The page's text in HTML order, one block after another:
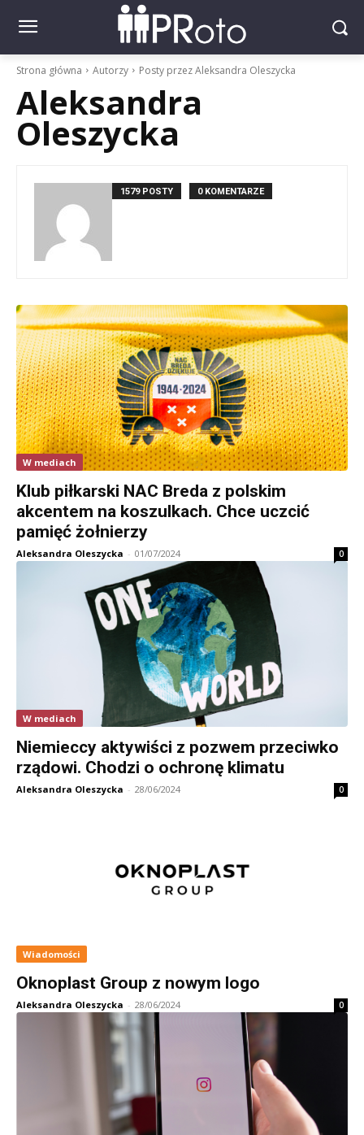
Strona główna Autorzy Posty przez Aleksandra Oleszycka
Aleksandra
Oleszycka
1579 POSTY 0 KOMENTARZE
W mediach
Klub piłkarski NAC Breda z polskim
akcentem na koszulkach. Chce uczcić
pamięć żołnierzy
Aleksandra Oleszycka - 01/07/2024 0
W mediach
Niemieccy aktywiści z pozwem przeciwko
rządowi. Chodzi o ochronę klimatu
Aleksandra Oleszycka - 28/06/2024 0
Wiadomości
Oknoplast Group z nowym logo
Aleksandra Oleszycka - 28/06/2024 0